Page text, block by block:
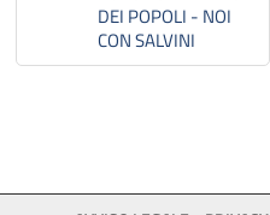
DEI POPOLI - NOI
CON SALVINI